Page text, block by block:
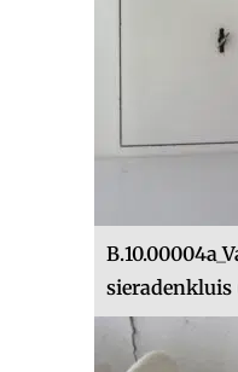
sieradenkluis